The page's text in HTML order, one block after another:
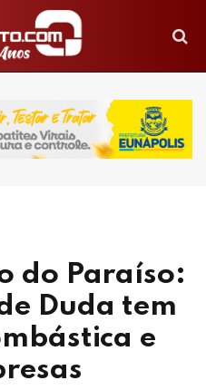
do Paraíso:
Duda tem
e